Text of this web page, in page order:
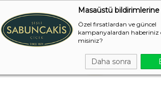
Masaüstü
Özel fırsatlardan ve güncel
kampanyalardan haberiniz
misiniz?
Daha sonra